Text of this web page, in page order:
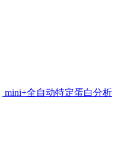
mini+全自动特定蛋白分析